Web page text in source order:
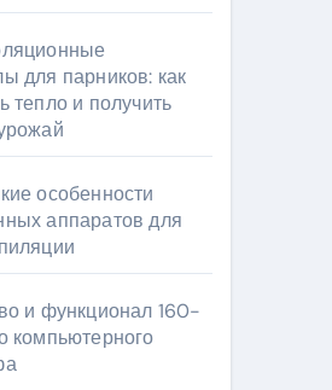
для парников: как
тепло и получить
особенности
аппаратов для
и функционал 160-
компьютерного